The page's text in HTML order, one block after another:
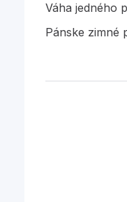
Váha jedného
Pánske zimné